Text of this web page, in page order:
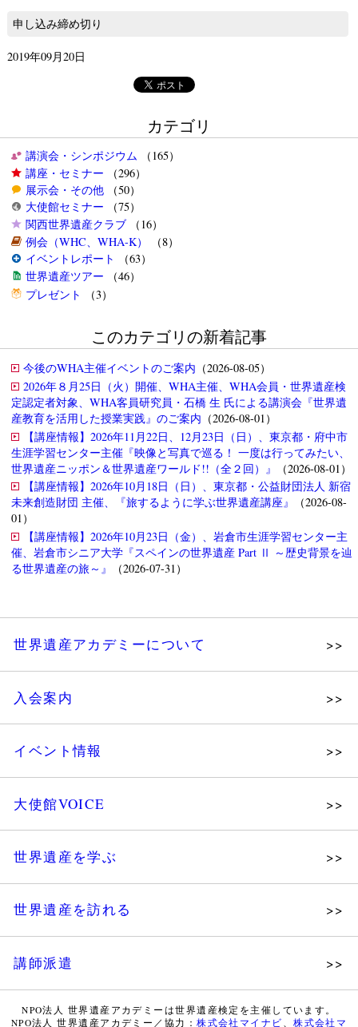
申し込み締め切り
2019年09月20日
カテゴリ
講演会・シンポジウム （165）
講座・セミナー （296）
展示会・その他（50）
大使館セミナー （75）
関西世界遺産クラブ（16）
例会（WHC、WHA-K）
（8）
イベントレポート
（63）
世界遺産ツアー （46）
プレゼント
（3）
このカテゴリの新着記事
今後のWHA主催イベントのご案内 （2026-08-05）
2026年８月25日（火）開催、WHA主催、WHA会員・世界遺産検
定認定者対象、WHA客員研究員・石橋 生 氏による講演会『世界遺
産教育を活用した授業実践』のご案内 （2026-08-01）
【講座情報】2026年11月22日、12月23日（日）、東京都・府中市
生涯学習センター主催『映像と写真で巡る！ 一度は行ってみたい、
世界遺産ニッポン＆世界遺産ワールド!!（全２回）』
（2026-08-01）
【講座情報】2026年10月18日（日）、東京都・公益財団法人 新宿
未来創造財団 主催、『旅するように学ぶ世界遺産講座』
（2026-08-
01）
【講座情報】2026年10月23日（金）、岩倉市生涯学習センター主
催、岩倉市シニア大学『スペインの世界遺産 Part Ⅱ ～歴史背景を辿
る世界遺産の旅～』
（2026-07-31）
世界遺産アカデミーについて
組織図・役員
法人会員・協賛団体／公認団体
入会案内
イベント情報
展示会
ツアー情報
大使館VOICE
世界遺産を学ぶ
世界遺産検定 公式HP
世界遺産を訪れる
講師派遣
WHA認定講師について
NPO法人 世界遺産アカデミーは世界遺産検定を主催しています。
NPO法人 世界遺産アカデミー／協力：株式会社マイナビ 、株式会社マ